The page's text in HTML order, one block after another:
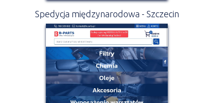
Spedycja międzynarodowa - Szczecin